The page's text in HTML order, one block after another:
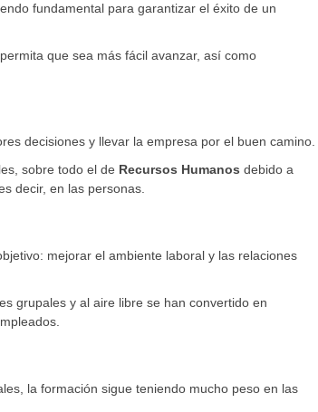
fundamental para garantizar el éxito de un
que sea más fácil avanzar, así como
decisiones y llevar la empresa por el buen camino.
sobre todo el de Recursos Humanos debido a
decir, en las personas.
mejorar el ambiente laboral y las relaciones
grupales y al aire libre se han convertido en
la formación sigue teniendo mucho peso en las